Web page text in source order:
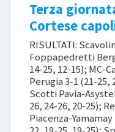
Terza
Cortese
RISULTATI:
Foppapedretti
14-25, 12-15); MC-
Perugia 3-1 (21-25,
Scotti Pavia-
26, 24-26, 20-25);
Piacenza-